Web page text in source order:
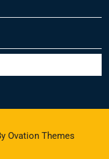
Ovation Themes